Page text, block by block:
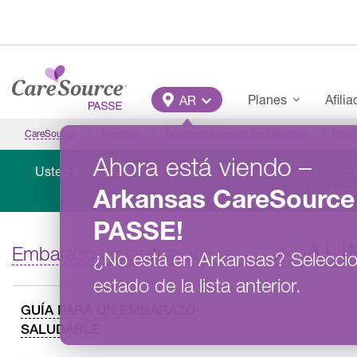
Main Menu
AR
Ahora está viendo –
ArkansasCareSource
PASSE!
¿No está en Arkansas?
estado de la lista anterior.
Planes
CareSource
Usted aún puede ver a todos los proveedores de
Embarazo y planificación familiar
GUÍA PARA UN EMBARAZO
SALUDABLE